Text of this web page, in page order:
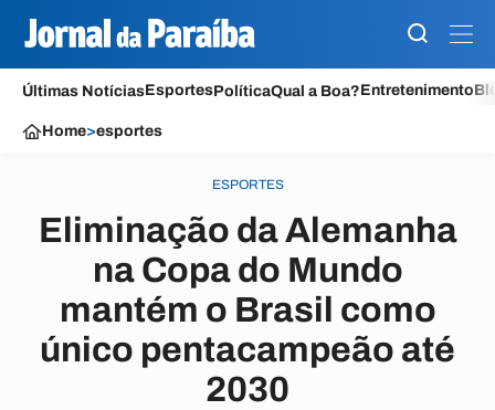
Últimas NotíciasEsportesPolíticaQual a Boa?Entretenimento
Home>esportes
ESPORTES
Eliminação da Alemanha
na Copa do Mundo
mantém o Brasil como
único pentacampeão até
2030